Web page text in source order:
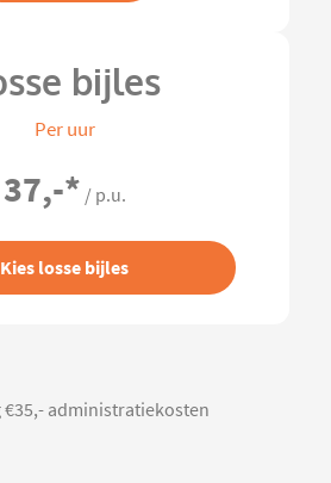
bijles
Per uur
37,-* / p.u.
Kies losse bijles
€35,- administratiekosten